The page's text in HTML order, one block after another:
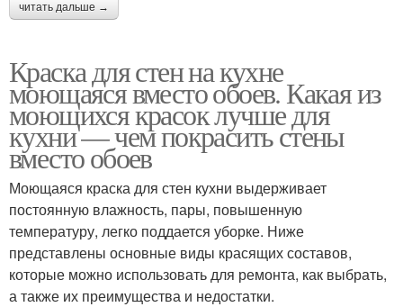
читать дальше →
Краска для стен на кухне
моющаяся вместо обоев. Какая из
моющихся красок лучше для
кухни — чем покрасить стены
вместо обоев
Моющаяся краска для стен кухни выдерживает
постоянную влажность, пары, повышенную
температуру, легко поддается уборке. Ниже
представлены основные виды красящих составов,
которые можно использовать для ремонта, как выбрать,
а также их преимущества и недостатки.